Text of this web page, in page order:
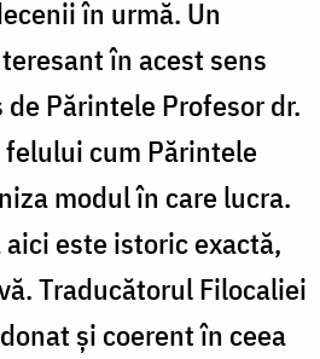
în urmă. Un
în acest sens
Părintele Profesor dr.
cum Părintele
modul în care lucra.
este istoric exactă,
Traducătorul Filocaliei
și coerent în ceea